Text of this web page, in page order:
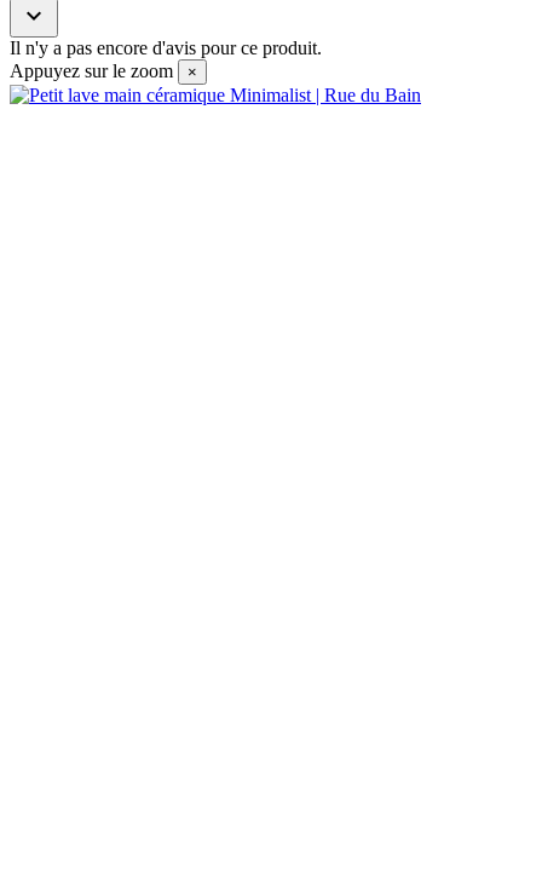

Il n'y a pas encore d'avis pour ce produit.
Appuyez sur le zoom
×